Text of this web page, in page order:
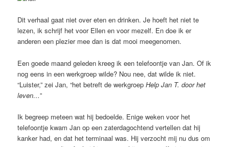
Dit verhaal gaat niet over eten en drinken. Je hoeft het niet te
lezen, ik schrijf het voor Ellen en voor mezelf. En doe ik er
anderen een plezier mee dan is dat mooi meegenomen.
Een goede maand geleden kreeg ik een telefoontje van Jan. Of ik
nog eens in een werkgroep wilde? Nou nee, dat wilde ik niet.
“Luister,” zei Jan, “het betreft de werkgroepHelp Jan T. door het
leven…”
Ik begreep meteen wat hij bedoelde. Enige weken voor het
telefoontje kwam Jan op een zaterdagochtend vertellen dat hij
kanker had, en dat het terminaal was. Hij verzocht mij nu dus om